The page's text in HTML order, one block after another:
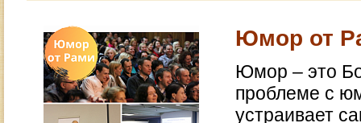
Юмор от
Юмор – это
проблеме с
устраивает